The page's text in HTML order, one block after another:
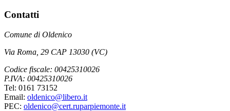
Contatti
Comune di Oldenico
Via Roma, 29 CAP 13030 (VC)
Codice fiscale: 00425310026
P.IVA: 00425310026
Tel: 0161 73152
Email: oldenico@libero.it
PEC: oldenico@cert.ruparpiemonte.it